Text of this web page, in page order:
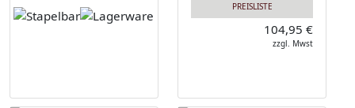
PREISLISTE
104,95 €
zzgl. Mwst